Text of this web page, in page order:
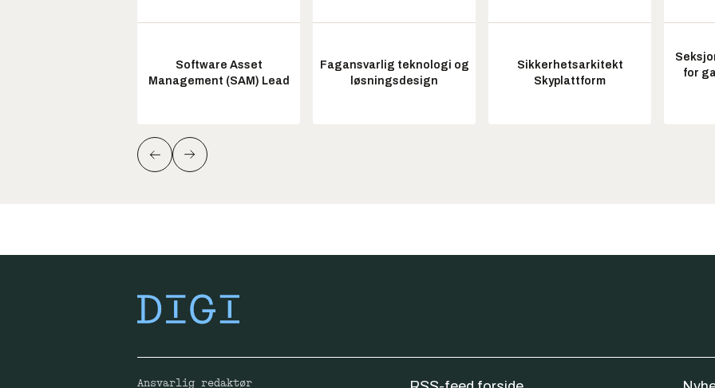
Software Asset
Management (SAM) Lead
Fagansvarlig teknologi og
løsningsdesign
Sikkerhetsarkitekt
Skyplattform
for
Ansvarlig redaktør